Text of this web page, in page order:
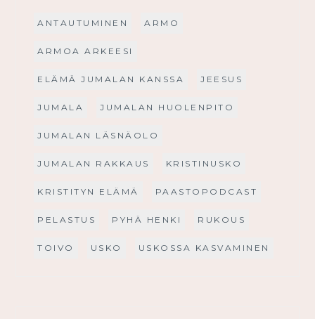
ANTAUTUMINEN ARMO
ARMOA ARKEESI
ELÄMÄ JUMALAN KANSSA JEESUS
JUMALA JUMALAN HUOLENPITO
JUMALAN LÄSNÄOLO
JUMALAN RAKKAUS KRISTINUSKO
KRISTITYN ELÄMÄ PAASTOPODCAST
PELASTUS PYHÄ HENKI RUKOUS
TOIVO USKO USKOSSA KASVAMINEN